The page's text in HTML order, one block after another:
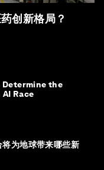
创新格局？
Determine the
Race
为地球带来哪些新